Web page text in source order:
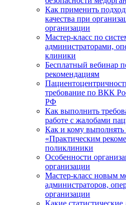
Как применить
качества при
организации
Мастер-класс по
администраторами,
клиники
Бесплатный вебинар
рекомендациям
требование по ВКК
РФ
Как выполнить
работе с жалобами
Как и кому
«Практическим
поликлиники
Особенности
организации
Мастер-класс новым
администраторов,
организации
Какие